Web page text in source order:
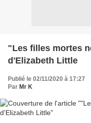
"Les filles mortes
d'Elizabeth Little
Publié le 02/11/2020 à 17:27
Par Mr K